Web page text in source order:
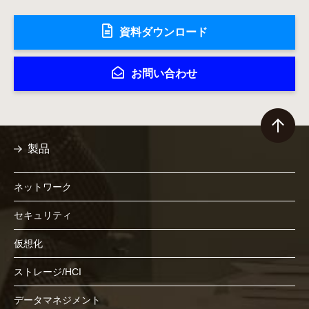
資料ダウンロード
お問い合わせ
製品
ネットワーク
セキュリティ
仮想化
ストレージ/HCI
データマネジメント